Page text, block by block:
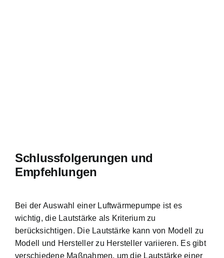
Schlussfolgerungen und
Empfehlungen
Bei der Auswahl einer Luftwärmepumpe ist es
wichtig, die Lautstärke als Kriterium zu
berücksichtigen. Die Lautstärke kann von Modell zu
Modell und Hersteller zu Hersteller variieren. Es gibt
verschiedene Maßnahmen, um die Lautstärke einer